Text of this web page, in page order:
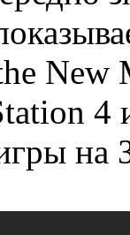
New
на